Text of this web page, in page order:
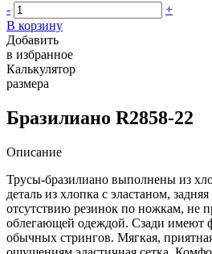
-
+
В корзину
Добавить
в избранное
Калькулятор
размера
Бразилиано R2858-22
Описание
Трусы-бразилиано выполнены из
деталь из хлопка с эластаном,
отсутствию резинок по ножкам, не
облегающей одеждой. Сзади имеют
обычных стрингов. Мягкая,